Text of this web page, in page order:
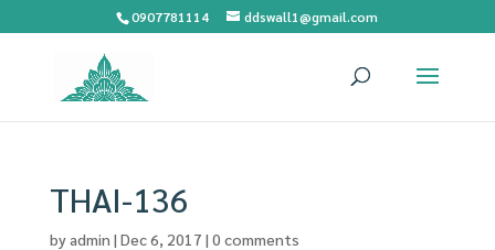
0907781114 ddswall1@gmail.com
THAI-136
byadmin | Dec 6, 2017 | 0 comments